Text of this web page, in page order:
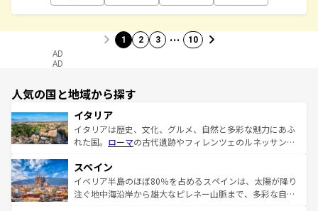
1 2 3 … 10
AD
AD
人気の国と地域から探す
イタリア
イタリアは歴史、文化、グルメ、自然と多彩な魅力にあふ
れた国。 ローマの古代遺跡やフィレンツェのルネッサンス
ろん、トスカーナの美しい田園風景やアマルフィ海岸の絶
景など、自然景観も見逃せない。観光の合間には、本場の
ピザやパスタなど、絶品のイタリア料理を堪能することも
スペイン
イベリア半島のほぼ80％を占めるスペインは、太陽が降り
注ぐ地中海沿岸から雄大なピレネー山脈まで、多彩な自然